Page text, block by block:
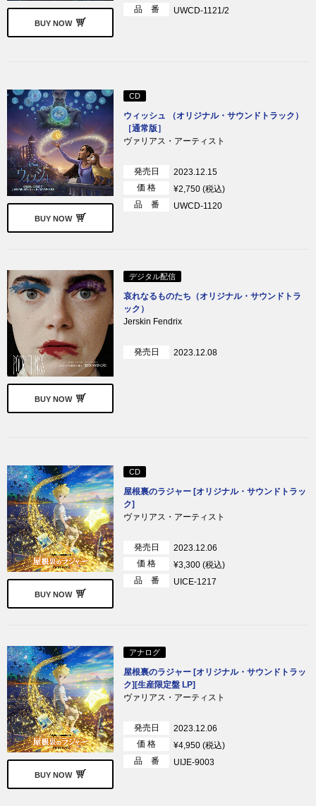
BUY NOW
品 番
UWCD-1121/2
BUY NOW
CD
ウィッシュ （オリジナル・サウンドトラック）
［通常版］
ヴァリアス・アーティスト
発売日
2023.12.15
価 格
¥2,750 (税込)
品 番
UWCD-1120
BUY NOW
デジタル配信
哀れなるものたち（オリジナル・サウンドトラ
ック）
Jerskin Fendrix
発売日 2023.12.08
BUY NOW
CD
屋根裏のラジャー [オリジナル・サウンドトラッ
ク]
ヴァリアス・アーティスト
発売日
2023.12.06
価 格
¥3,300 (税込)
品 番
UICE-1217
BUY NOW
アナログ
屋根裏のラジャー [オリジナル・サウンドトラッ
ク][生産限定盤 LP]
ヴァリアス・アーティスト
発売日
2023.12.06
価 格
¥4,950 (税込)
品 番
UIJE-9003